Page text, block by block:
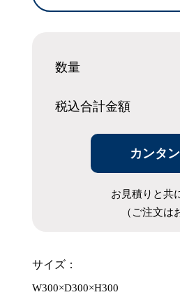
数量
税込合計金額
カンタ
お見積りと共
（ご注文は
サイズ：
W300×D300×H300